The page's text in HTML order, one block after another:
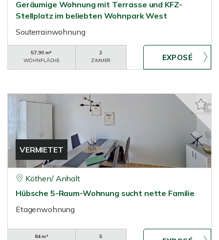
Geräumige Wohnung mit Terrasse und KFZ-
Stellplatz im beliebten Wohnpark West
Souterrainwohnung
57,90 m²
WOHNFLÄCHE
2
ZIMMER
VERMIETET
Köthen/ Anhalt
Hübsche 5-Raum-Wohnung sucht nette Familie
Etagenwohnung
84 m²
5